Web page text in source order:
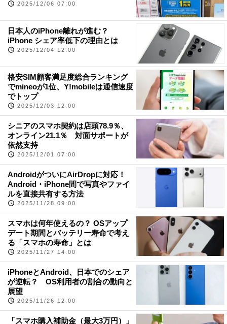
2025/12/06 07:00
日本人のiPhone離れが進む？
iPhone シェア率低下の理由とは
2025/12/04 12:00
格安SIM顧客満足度総合ランキング
でmineoが1位、Y!mobileは通信速度
でトップ
2025/12/03 12:00
シニアのスマホ契約は店頭78.9％、
オンライン21.1％ 対面サポートが
依然支持
2025/12/01 07:00
AndroidがついにAirDropに対応！
Android・iPhone間で写真やファイ
ルを直接共有する方法
2025/11/28 09:00
スマホは何年使えるの？ OSアップ
デート期間とバッテリー寿命で考え
る「スマホの寿命」とは
2025/11/27 14:00
iPhoneとAndroid、日本でのシェア
が逆転？ OS利用者の割合の動向と
展望
2025/11/26 12:00
「スマホ購入補助金（最大3万円）」